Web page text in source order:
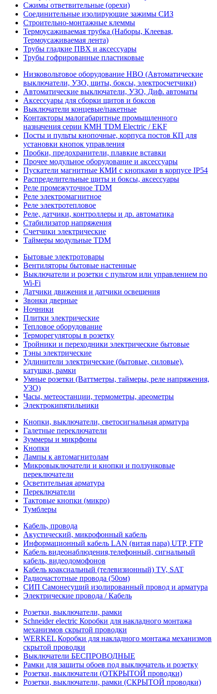
Сжимы ответвительные (орехи)
Соединительные изолирующие зажимы СИЗ
Строительно-монтажные клеммы
Термоусаживаемая трубка (Наборы, Клеевая,
Термоусаживаемая лента)
Трубы гладкие ПВХ и аксессуары
Трубы гофрированные пластиковые
Низковольтовое оборудование НВО (Автоматические
выключатели, УЗО, щиты, боксы, электросчетчики)
Автоматические выключатели, УЗО, Диф. автоматы
Аксессуары для сборки щитов и боксов
Выключатели концевые/пакетные
Контакторы малогабаритные промышленного
назначения серии КМН TDM Electric / EKF
Посты и пульты кнопочные, корпуса постов КП для
установки кнопок управления
Пробки, предохранители, плавкие вставки
Прочее модульное оборудование и аксессуары
Пускатели магнитные КМИ с кнопками в корпусе IP54
Распределительные щиты и боксы, аксессуары
Реле промежуточное TDM
Реле электромагнитное
Реле электротепловое
Реле, датчики, контроллеры и др. автоматика
Стабилизатор напряжения
Счетчики электрические
Таймеры модульные TDM
Бытовые электротовары
Вентиляторы бытовые настенные
Выключатели и розетки с пультом или управлением по
Wi-Fi
Датчики движения и датчики освещения
Звонки дверные
Ночники
Плитки электрические
Тепловое оборудование
Терморегуляторы в розетку
Тройники и переходники электрические бытовые
Тэны электрические
Удлинители электрические (бытовые, силовые),
катушки, рамки
Умные розетки (Ваттметры, таймеры, реле напряжения,
УЗО)
Часы, метеостанции, термометры, ареометры
Электрокипятильники
Кнопки, выключатели, светосигнальная арматура
Галетные переключатели
Зуммеры и микрфоны
Кнопки
Лампы к автомагнитолам
Микровыключатели и кнопки и ползунковые
переключатели
Осветительная арматура
Переключатели
Тактовые кнопки (микро)
Тумблеры
Кабель, провода
Акустический, микрофонный кабель
Информационный кабель LAN (витая пара) UTP, FTP
Кабель видеонаблюдения,телефонный, сигнальный
кабель, видеодомофонов
Кабель коаксиальный (телевизионный) TV, SAT
Радиочастотные провода (50ом)
СИП Самонесущий изолированный провод и арматура
Электрические провода / Кабель
Розетки, выключатели, рамки
Schneider electric Коробки для накладного монтажа
механизмов скрытой проводки
WERKEL Коробки для накладного монтажа механизмов
скрытой проводки
Выключатели БЕСПРОВОДНЫЕ
Рамки для защиты обоев под выключатель и розетку
Розетки, выключатели (ОТКРЫТОЙ проводки)
Розетки, выключатели, рамки (СКРЫТОЙ проводки)